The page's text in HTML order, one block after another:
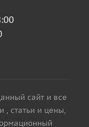
сайт и все
, статьи и цены,